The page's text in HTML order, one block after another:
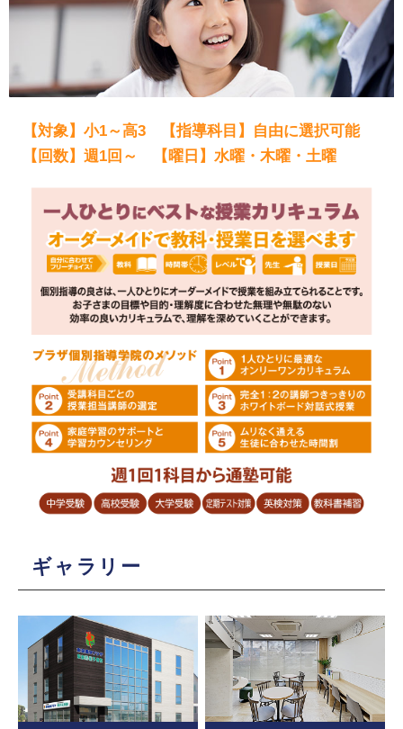
【対象】小1～高3 【指導科目】自由に選択可能
【回数】週1回～ 【曜日】水曜・木曜・土曜
ギャラリー